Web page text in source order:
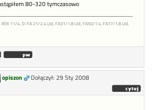
80-320 tymczasowo
11/4, D-FA 21/2.4 Ltd, FA31/1.8 Ltd, FA50/1.4, FA77/1.8 Ltd,
opiszon
Dołączył: 29 Sty 2008